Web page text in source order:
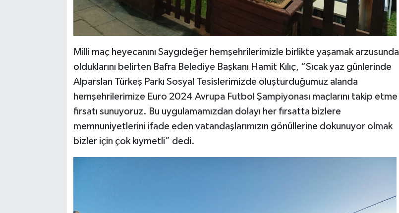
Milli maç heyecanını Saygıdeğer hemşehrilerimizle birlikte yaşamak arzusunda
olduklarını belirten Bafra Belediye Başkanı Hamit Kılıç, “Sıcak yaz günlerinde
Alparslan Türkeş Parkı Sosyal Tesislerimizde oluşturduğumuz alanda
hemşehrilerimize Euro 2024 Avrupa Futbol Şampiyonası maçlarını takip etme
fırsatı sunuyoruz. Bu uygulamamızdan dolayı her fırsatta bizlere
memnuniyetlerini ifade eden vatandaşlarımızın gönüllerine dokunuyor olmak
bizler için çok kıymetli” dedi.